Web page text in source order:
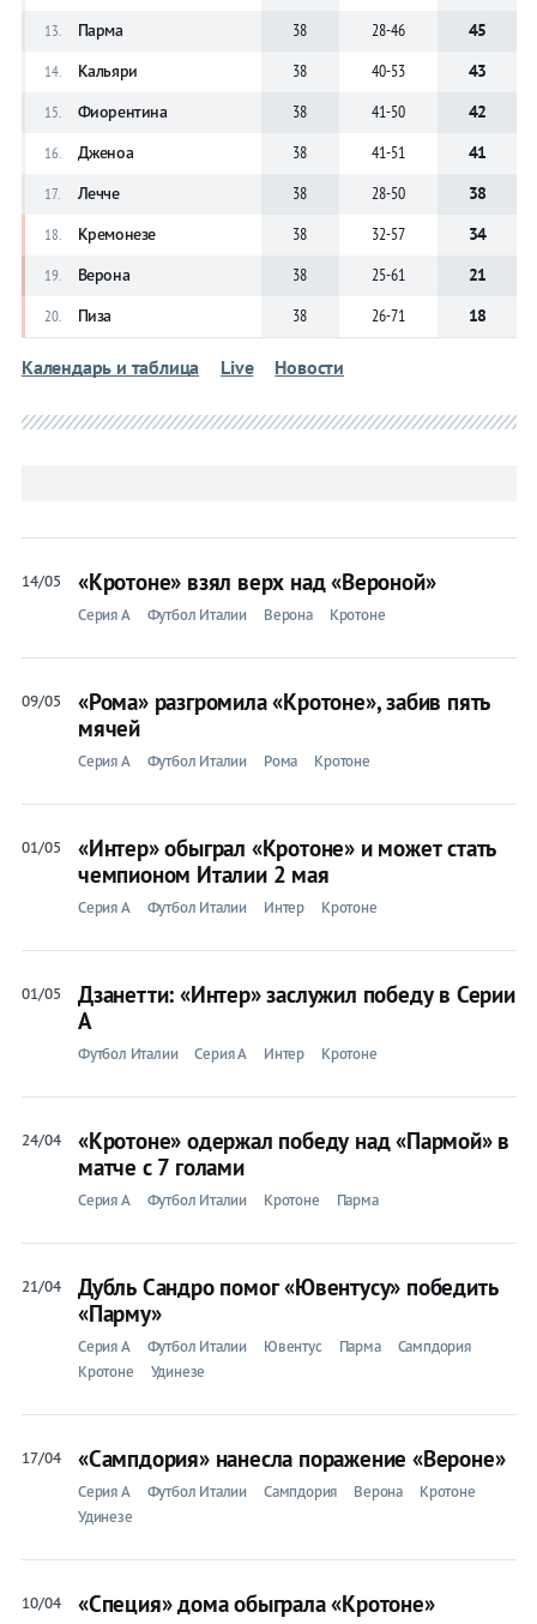
13. Парма 38 28-46 45
14. Кальяри 38 40-53 43
15. Фиорентина 38 41-50 42
16. Дженоа 38 41-51 41
17. Лечче 38 28-50 38
18. Кремонезе 38 32-57 34
19. Верона 38 25-61 21
20. Пиза 38 26-71 18
Календарь и таблица Live Новости
14/05 «Кротоне» взял верх над «Вероной»
Серия A Футбол Италии Верона Кротоне
09/05
«Рома» разгромила «Кротоне», забив пять
мячей
Серия A Футбол Италии Рома Кротоне
01/05
«Интер» обыграл «Кротоне» и может стать
чемпионом Италии 2 мая
Серия A Футбол Италии Интер Кротоне
01/05
Дзанетти: «Интер» заслужил победу в Серии
А
Футбол Италии Серия A Интер Кротоне
24/04
«Кротоне» одержал победу над «Пармой» в
матче с 7 голами
Серия A Футбол Италии Кротоне Парма
21/04
Дубль Сандро помог «Ювентусу» победить
«Парму»
Серия A Футбол Италии Ювентус Парма
Сампдория
Кротоне
Удинезе
17/04 «Сампдория» нанесла поражение «Вероне»
Серия A Футбол Италии Сампдория Верона
Кротоне
Удинезе
10/04 «Специя» дома обыграла «Кротоне»